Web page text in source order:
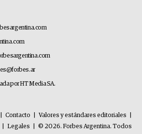
por HT Media SA.
Contacto Valores y estándares editoriales
Legales © 2026. Forbes Argentina. Todos